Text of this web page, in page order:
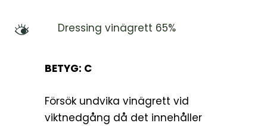
M Dressing vinägrett 65%
BETYG: C
Försök undvika vinägrett vid
viktnedgång då det innehåller